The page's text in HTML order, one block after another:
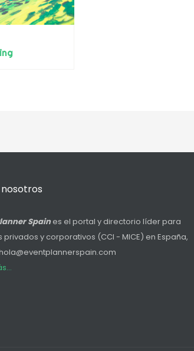
Spaines el portal y directorio líder para
privados y corporativos (CCI - MICE) en España,